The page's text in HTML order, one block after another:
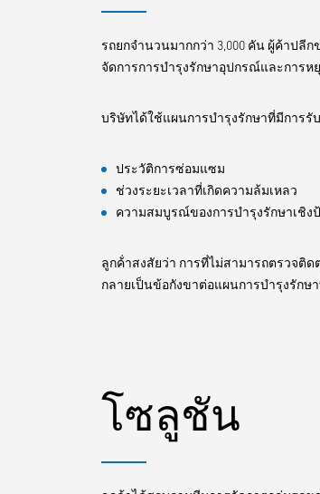
รถยกจำนวนมากกว่า 3,000 คัน ผู้ค้าปลี
จัดการการบำรุงรักษาอุปกรณ์และการห
บริษัทได้ใช้แผนการบำรุงรักษาที่มีการรั
ประวัติการซ่อมแซม
ช่วงระยะเวลาที่เกิดความล้มเหลว
ความสมบูรณ์ของการบำรุงรักษาเชิง
ลูกค้่าสงสัยว่า การที่ไม่สามารถตรวจติ
กลายเป็นข้อกังขาต่อแผนการบำรุงรักษ
โซลูชัน